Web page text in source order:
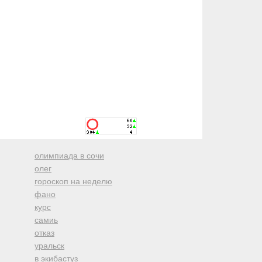
олимпиада в сочи
олег
гороскоп на неделю
фано
курс
самиь
отказ
уральск
в экибастуз